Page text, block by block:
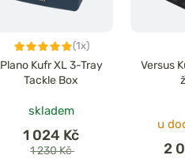
(1x)
Plano Kufr XL 3-Tray
Tackle Box
skladem
1 024 Kč
1 230 Kč
Versus
u
2